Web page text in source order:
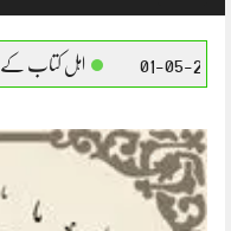
کتاب کے برتن استعمال کرنے کا بیان –